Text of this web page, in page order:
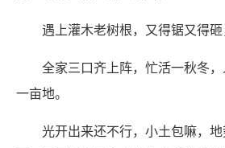
遇上灌木老树根，又得锯又得砸
全家三口齐上阵，忙活一秋冬
一亩地。
光开出来还不行，小土包嘛，